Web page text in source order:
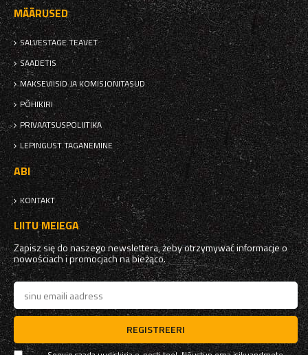
MÄÄRUSED
SALVESTAGE TEAVET
SAADETIS
MAKSEVIISID JA KOMISJONITASUD
PÕHIKIRI
PRIVAATSUSPOLIITIKA
LEPINGUST TAGANEMINE
ABI
KONTAKT
LIITU MEIEGA
Zapisz się do naszego newslettera, żeby otrzymywać informacje o
nowościach i promocjach na bieżąco.
REGISTREERI